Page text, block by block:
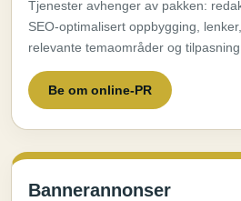
Tjenester avhenger av pakken:
SEO-optimalisert oppbygging,
relevante temaområder og tilpasning
Be om online-PR
Bannerannonser